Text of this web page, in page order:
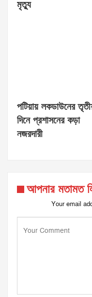
মৃত্যু
পটিয়ায় লকডাউনের
দিনে প্রশাসনের কড়া
নজরদারী
আপনার মতামত
Your email